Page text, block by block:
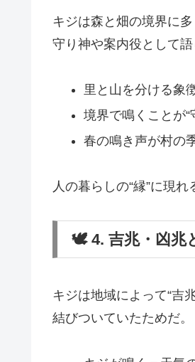
キジは森と畑の境界に
守り神や案内役として語
里と山を分ける象
境界で鳴くことが“
春の鳴き声が村の
人の暮らしの“縁”に現
🕊 4. 吉兆・凶兆
キジは地域によって“吉
結びついていたためだ。